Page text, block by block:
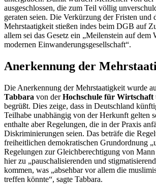
ausgeschlossen, die zum Teil völlig
geraten seien. Die Verkürzung der Fristen
Mehrstaatigkeit stießen indes beim DGB auf
allem sei das Gesetz ein „Meilenstein auf dem
modernen Einwanderungsgesellschaft“.
Anerkennung der
Die Anerkennung der Mehrstaatigkeit wurde
Tabbara von derHochschule für
begrüßt. Dies zeige, dass in Deutschland
Teilhabe unabhängig von der Herkunft gelten
enthalte aber Regelungen, die in der Praxis
Diskriminierungen seien. Das beträfe die
freiheitlichen demokratischen Grundordnung
Regelungen zur Gleichberechtigung von
hier zu „pauschalisierenden und
kommen, was „absehbar vor allem die
treffen könnte“, sagte Tabbara.